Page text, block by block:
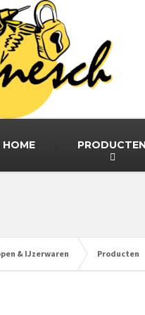
HOME PRODUCTEN
& IJzerwaren Producten